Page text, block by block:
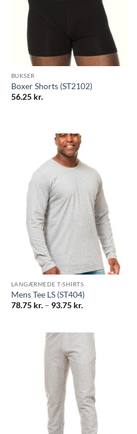
BUKSER
56.25kr.
LANGÆRMEDE T-SHIRTS
Mens Tee LS (ST404)
78.75kr.– 93.75kr.Prisinterval:
78.75 kr.
til
93.75 kr.